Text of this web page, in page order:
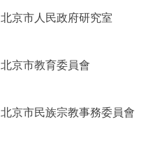
北京市人民政府研究室
北京市教育委員會
北京市民族宗教事務委員會